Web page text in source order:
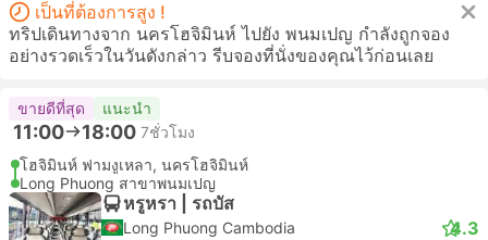
เป็นที่ต้องการสูง !
ทริปเดินทางจาก นครโฮจิมินห์ ไปยัง พนมเปญ กำลังถูกจอง
อย่างรวดเร็วในวันดังกล่าว รีบจองที่นั่งของคุณไว้ก่อนเลย
ขายดีที่สุด แนะนำ
11:00 18:00 7ชั่วโมง
โฮจิมินห์ ฟามงูเหลา, นครโฮจิมินห์
Long Phuong สาขาพนมเปญ
หรูหรา | รถบัส
Long Phuong Cambodia 4.3